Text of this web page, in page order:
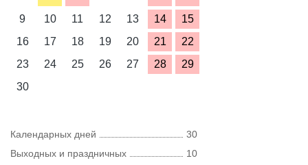
9
10 11 12 13 14
15
16
17 18 19 20 21
22
23
24 25 26 27 28
29
30
Календарных дней
30
Выходных и праздничных
10